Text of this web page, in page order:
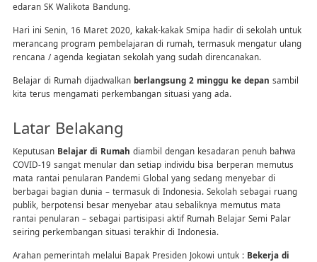
edaran SK Walikota Bandung.
Hari ini Senin, 16 Maret 2020, kakak-kakak Smipa hadir di sekolah untuk
merancang program pembelajaran di rumah, termasuk mengatur ulang
rencana / agenda kegiatan sekolah yang sudah direncanakan.
Belajar di Rumah dijadwalkan berlangsung 2 minggu ke depan sambil
kita terus mengamati perkembangan situasi yang ada.
Latar Belakang
Keputusan Belajar di Rumah diambil dengan kesadaran penuh bahwa
COVID-19 sangat menular dan setiap individu bisa berperan memutus
mata rantai penularan Pandemi Global yang sedang menyebar di
berbagai bagian dunia – termasuk di Indonesia. Sekolah sebagai ruang
publik, berpotensi besar menyebar atau sebaliknya memutus mata
rantai penularan – sebagai partisipasi aktif Rumah Belajar Semi Palar
seiring perkembangan situasi terakhir di Indonesia.
Arahan pemerintah melalui Bapak Presiden Jokowi untuk : Bekerja di